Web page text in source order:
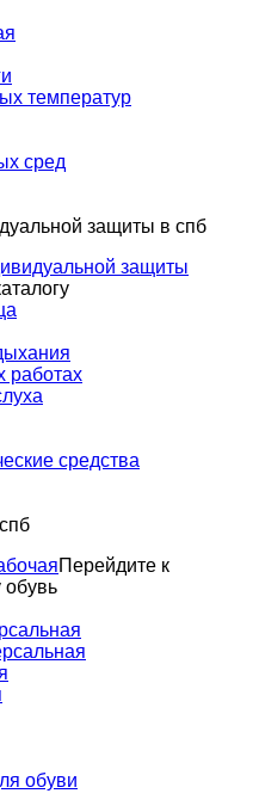
температур
сред
защиты
работах
средства
Перейдите к
обувь
обуви